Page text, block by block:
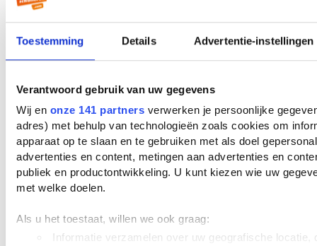
Toestemming Details Advertentie-instellingen
Verantwoord gebruik van uw gegevens
Wij en onze 141 partners verwerken je persoonlijke
adres) met behulp van technologieën zoals cookies om
apparaat op te slaan en te gebruiken met als doel
advertenties en content, metingen aan advertenties en
publiek en productontwikkeling. U kunt kiezen wie uw
met welke doelen.
Als u het toestaat, willen we ook graag:
Informatie verzamelen over uw geografische locatie,
ontmoeten, wordt hij even opgehouden
poëziebundels. Hij komt daardoor te laat
Ronalds boeken staan een hartstilstand
krijgt. Hij sterft ter plekke, 80 jaar oud.
Het is Ronalds taak om zijn broers en
zussen in te lichten. Zijn broer Laurens is
medicus, zijn oudste broer Karel directeur
de gezondheidszorg. Een dag later komen
ze bij elkaar om de begrafenis te